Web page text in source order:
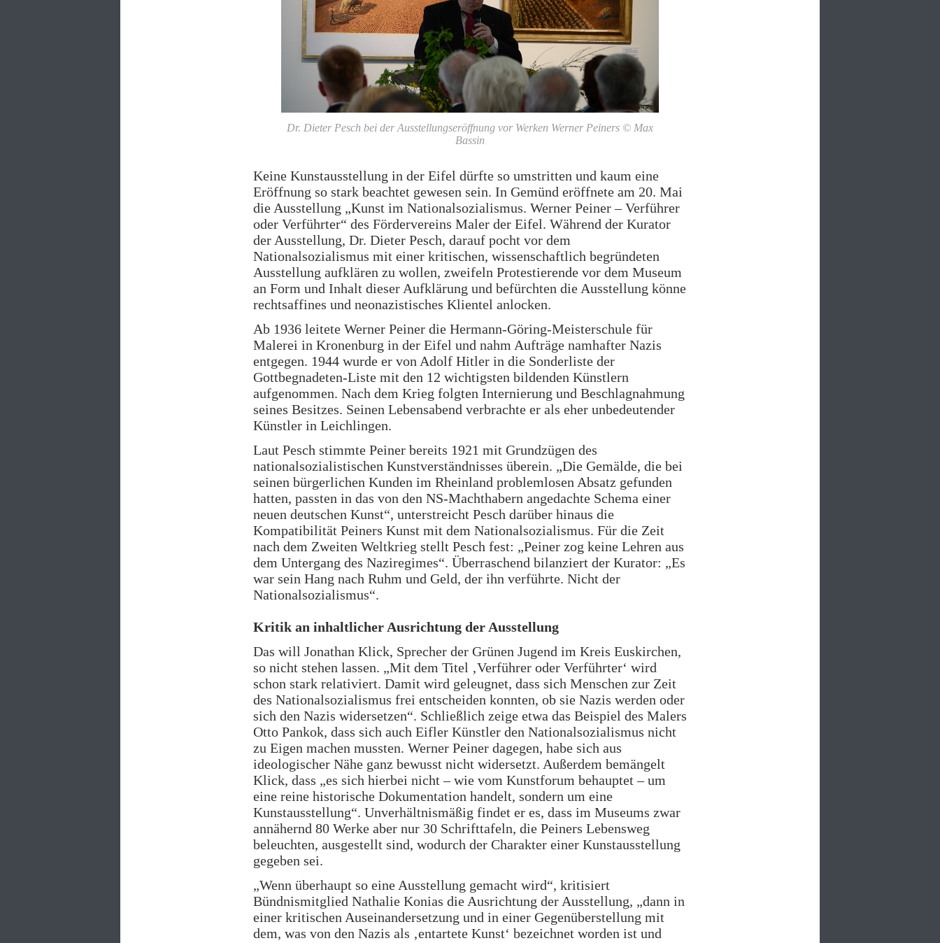
Dr. Dieter Pesch bei der Ausstellungseröffnung vor Werken Werner Peiners © Max
Bassin
Keine Kunstausstellung in der Eifel dürfte so umstritten und kaum eine
Eröffnung so stark beachtet gewesen sein. In Gemünd eröffnete am 20. Mai
die Ausstellung „Kunst im Nationalsozialismus. Werner Peiner – Verführer
oder Verführter“ des Fördervereins Maler der Eifel. Während der Kurator
der Ausstellung, Dr. Dieter Pesch, darauf pocht vor dem
Nationalsozialismus mit einer kritischen, wissenschaftlich begründeten
Ausstellung aufklären zu wollen, zweifeln Protestierende vor dem Museum
an Form und Inhalt dieser Aufklärung und befürchten die Ausstellung könne
rechtsaffines und neonazistisches Klientel anlocken.
Ab 1936 leitete Werner Peiner die Hermann-Göring-Meisterschule für
Malerei in Kronenburg in der Eifel und nahm Aufträge namhafter Nazis
entgegen. 1944 wurde er von Adolf Hitler in die Sonderliste der
Gottbegnadeten-Liste mit den 12 wichtigsten bildenden Künstlern
aufgenommen. Nach dem Krieg folgten Internierung und Beschlagnahmung
seines Besitzes. Seinen Lebensabend verbrachte er als eher unbedeutender
Künstler in Leichlingen.
Laut Pesch stimmte Peiner bereits 1921 mit Grundzügen des
nationalsozialistischen Kunstverständnisses überein. „Die Gemälde, die bei
seinen bürgerlichen Kunden im Rheinland problemlosen Absatz gefunden
hatten, passten in das von den NS-Machthabern angedachte Schema einer
neuen deutschen Kunst“, unterstreicht Pesch darüber hinaus die
Kompatibilität Peiners Kunst mit dem Nationalsozialismus. Für die Zeit
nach dem Zweiten Weltkrieg stellt Pesch fest: „Peiner zog keine Lehren aus
dem Untergang des Naziregimes“. Überraschend bilanziert der Kurator: „Es
war sein Hang nach Ruhm und Geld, der ihn verführte. Nicht der
Nationalsozialismus“.
Kritik an inhaltlicher Ausrichtung der Ausstellung
Das will Jonathan Klick, Sprecher der Grünen Jugend im Kreis Euskirchen,
so nicht stehen lassen. „Mit dem Titel ‚Verführer oder Verführter‘ wird
schon stark relativiert. Damit wird geleugnet, dass sich Menschen zur Zeit
des Nationalsozialismus frei entscheiden konnten, ob sie Nazis werden oder
sich den Nazis widersetzen“. Schließlich zeige etwa das Beispiel des Malers
Otto Pankok, dass sich auch Eifler Künstler den Nationalsozialismus nicht
zu Eigen machen mussten. Werner Peiner dagegen, habe sich aus
ideologischer Nähe ganz bewusst nicht widersetzt. Außerdem bemängelt
Klick, dass „es sich hierbei nicht – wie vom Kunstforum behauptet – um
eine reine historische Dokumentation handelt, sondern um eine
Kunstausstellung“. Unverhältnismäßig findet er es, dass im Museums zwar
annähernd 80 Werke aber nur 30 Schrifttafeln, die Peiners Lebensweg
beleuchten, ausgestellt sind, wodurch der Charakter einer Kunstausstellung
gegeben sei.
„Wenn überhaupt so eine Ausstellung gemacht wird“, kritisiert
Bündnismitglied Nathalie Konias die Ausrichtung der Ausstellung, „dann in
einer kritischen Auseinandersetzung und in einer Gegenüberstellung mit
dem, was von den Nazis als ‚entartete Kunst‘ bezeichnet worden ist und